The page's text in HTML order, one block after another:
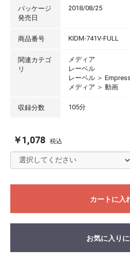
パッケージ
発売日
2018/08/25
商品番号 KIDM-741V-FULL
関連カテゴ
リ
メディア
レーベル
レーベル ＞ Empress
メディア ＞ 動画
収録分数 105分
￥1,078 税込
カートに入
お気に入り